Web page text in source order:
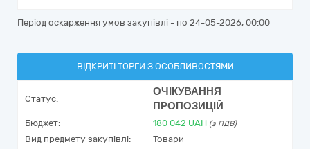
Період оскарження умов закупівлі - по 24-05-2026, 00:00
ВІДКРИТІ ТОРГИ З ОСОБЛИВОСТЯМИ
Статус:
ОЧІКУВАННЯ
ПРОПОЗИЦІЙ
Бюджет: 180 042 UAH (з ПДВ)
Вид предмету закупівлі:
Товари